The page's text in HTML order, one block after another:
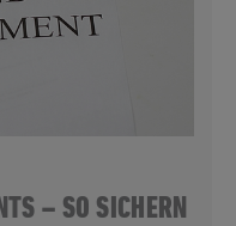
– SO SICHERN